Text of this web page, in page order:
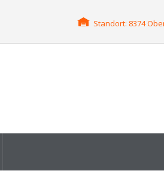
Standort: 8374